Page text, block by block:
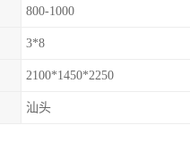
800-1000
3*8
2100*1450*2250
汕头